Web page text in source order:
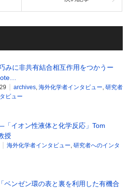
みに非共有結合相互作用をつかうー
archives 海外化学者インタビュー 研究者
ビュー
イオン性液体と化学反応」Tom
授
海外化学者インタビュー 研究者へのインタ
ベンゼン環の表と裏を利用した有機合